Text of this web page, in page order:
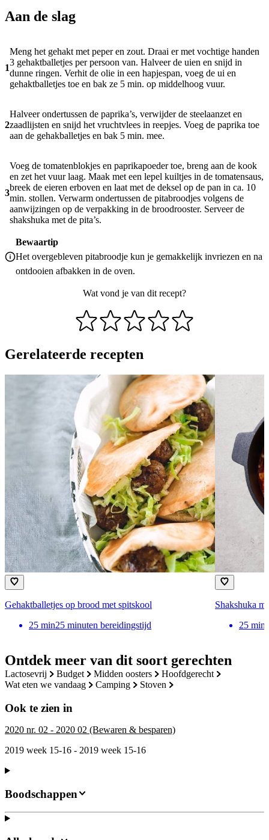
Ontdek meer van dit soort gerechten
lactosevrij budget midden oosters
hoofdgerecht
wat eten we vandaag
camping stoven
Ook te zien in
2020 nr. 02 - 2020 02 (Bewaren & besparen)
2019 week 15-16 - 2019 week 15-16
Aan de slag
1
Meng het gehakt met peper en zout. Draai er met vochtige handen
3 gehaktballetjes per persoon van. Halveer de uien en snijd in
dunne ringen. Verhit de olie in een hapjespan, voeg de ui en
gehaktballetjes toe en bak ze 5 min. op middelhoog vuur.
2
Halveer ondertussen de paprika’s, verwijder de steelaanzet en
zaadlijsten en snijd het vruchtvlees in reepjes. Voeg de paprika toe
aan de gehakballetjes en bak 5 min. mee.
3
Voeg de tomatenblokjes en paprikapoeder toe, breng aan de kook
en zet het vuur laag. Maak met een lepel kuiltjes in de tomatensaus,
breek de eieren erboven en laat met de deksel op de pan in ca. 10
min. stollen. Verwarm ondertussen de pitabroodjes volgens de
aanwijzingen op de verpakking in de broodrooster. Serveer de
shakshuka met de pita’s.
Bewaartip
Het overgebleven pitabroodje kun je gemakkelijk invriezen en na
ontdooien afbakken in de oven.
Wat vond je van dit recept?
Gerelateerde recepten
Gehaktballetjes op brood met spitskool
25 min25 minuten bereidingstijd
Shakshuka
25 min
Boodschappen